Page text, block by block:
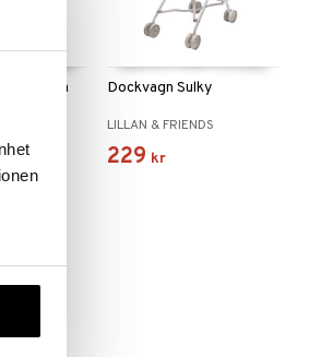
& Mia
Dockvagn Sulky
LILLAN & FRIENDS
229 kr